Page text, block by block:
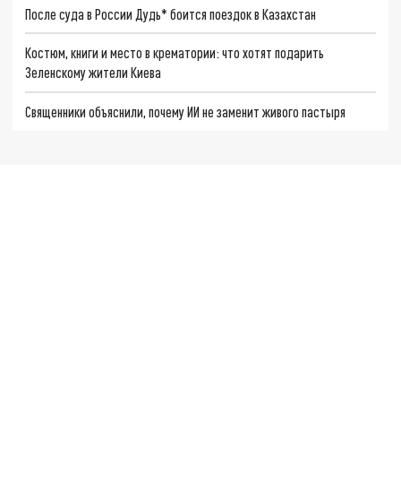
После суда в России Дудь* боится поездок в Казахстан
Костюм, книги и место в крематории: что хотят подарить
Зеленскому жители Киева
Священники объяснили, почему ИИ не заменит живого пастыря